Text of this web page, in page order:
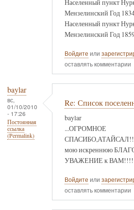
Населенный пункт
Мензелинский Год
Населенный пункт
Мензелинский Год
Войдите или
оставлять комментарии
baylar
вс,
01/10/2010
- 17:26
Постоянная
ссылка
(Permalink)
Re: Список
baylar
...ОГРОМНОЕ
мою искреннюю
УВАЖЕНИЕ к ВАМ!!!!
Войдите или
оставлять комментарии